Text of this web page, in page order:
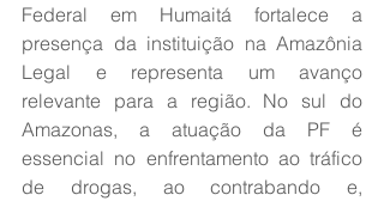
Federal em Humaitá fortalece a
presença da instituição na Amazônia
Legal e representa um avanço
relevante para a região. No sul do
Amazonas, a atuação da PF é
essencial no enfrentamento ao tráfico
de drogas, ao contrabando e,